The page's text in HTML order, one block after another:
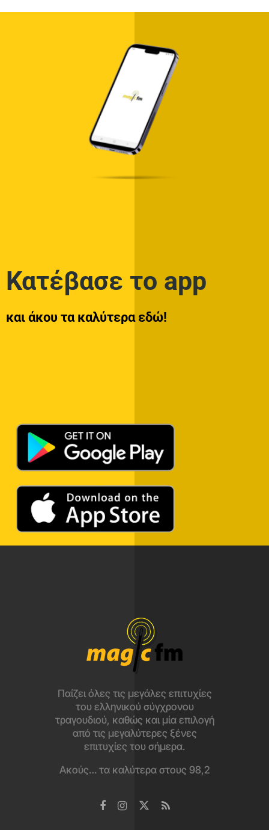
Κατέβασε το app
και άκου τα καλύτερα εδώ!
Παίζει όλες τις μεγάλες επιτυχίες
του ελληνικού σύγχρονου
τραγουδιού, καθώς και μία επιλογή
από τις μεγαλύτερες ξένες
επιτυχίες του σήμερα.
Ακούς… τα καλύτερα στους 98,2